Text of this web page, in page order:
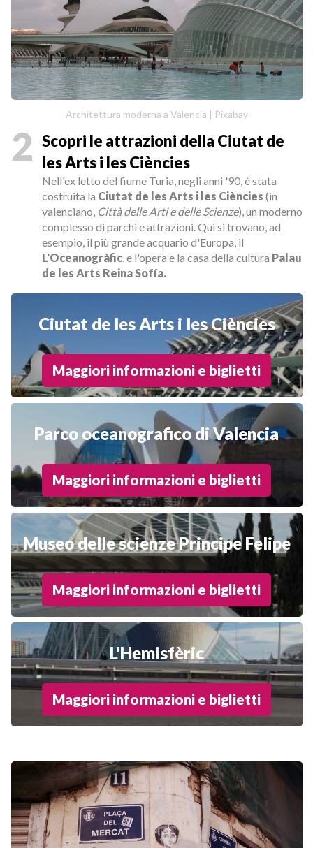
Architettura moderna a Valencia | Pixabay
2 Scopri le attrazioni della Ciutat de
les Arts i les Ciències
Nell'ex letto del fiume Turia, negli anni '90, è stata
costruita la Ciutat de les Arts i les Ciències (in
valenciano, Città delle Arti e delle Scienze), un moderno
complesso di parchi e attrazioni. Qui si trovano, ad
esempio, il più grande acquario d'Europa, il
L'Oceanogràfic, e l'opera e la casa della cultura Palau
de les Arts Reina Sofía.
Ciutat de les Arts i les Ciències
Maggiori informazioni e biglietti
Parco oceanografico di Valencia
Maggiori informazioni e biglietti
Museo delle scienze Principe Felipe
Maggiori informazioni e biglietti
L'Hemisfèric
Maggiori informazioni e biglietti